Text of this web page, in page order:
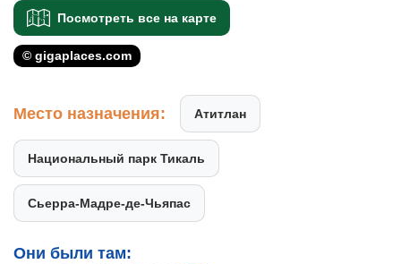
Посмотреть все на карте
© gigaplaces.com
Место назначения: Атитлан
Национальный парк Тикаль
Сьерра-Мадре-де-Чьяпас
Они были там: